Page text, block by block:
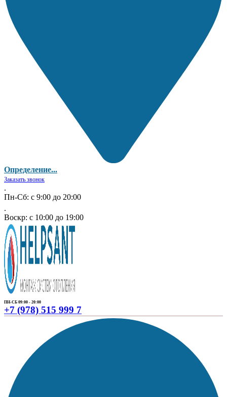
Определение...
Заказать звонок
.
Пн-Сб: с 9:00 до 20:00
.
Воскр: с 10:00 до 19:00
ПН-СБ 09:00 - 20:00
+7 (978) 515 999 7